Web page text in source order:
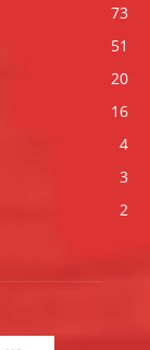
73
51
20
16
4
3
2